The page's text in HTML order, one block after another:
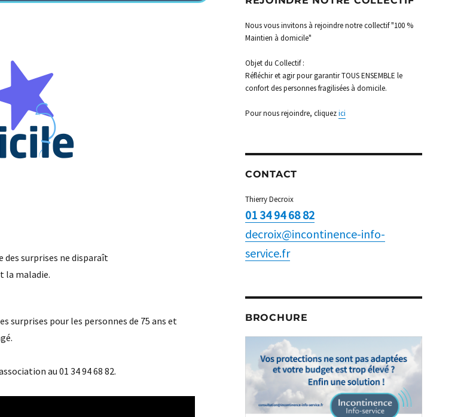
des surprises ne disparaît
la maladie.
surprises pour les personnes de 75 ans et
au 01 34 94 68 82.
Nous vous invitons à rejoindre notre collectif "100 %
Maintien à domicile"
Objet du Collectif :
Réfléchir et agir pour garantir TOUS ENSEMBLE le
confort des personnes fragilisées à domicile.
Pour nous rejoindre, cliquezici
CONTACT
Thierry Decroix
01 34 94 68 82
decroix@incontinence-info-
service.fr
BROCHURE